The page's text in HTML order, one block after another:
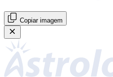
Copiar imagem